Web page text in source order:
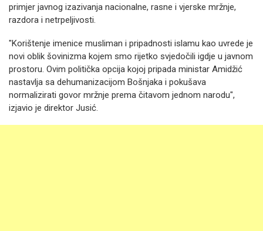
primjer javnog izazivanja nacionalne, rasne i vjerske mržnje,
razdora i netrpeljivosti.
"Korištenje imenice musliman i pripadnosti islamu kao uvrede je
novi oblik šovinizma kojem smo rijetko svjedočili igdje u javnom
prostoru. Ovim politička opcija kojoj pripada ministar Amidžić
nastavlja sa dehumanizacijom Bošnjaka i pokušava
normalizirati govor mržnje prema čitavom jednom narodu",
izjavio je direktor Jusić.